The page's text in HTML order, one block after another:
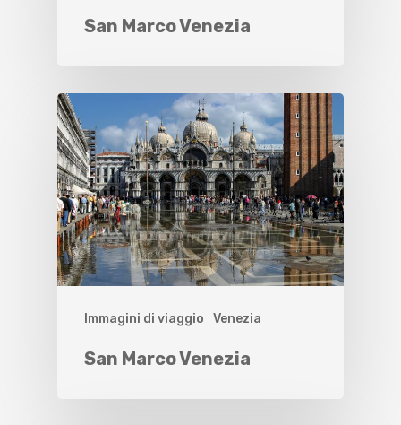
San Marco Venezia
Immagini di viaggio Venezia
San Marco Venezia